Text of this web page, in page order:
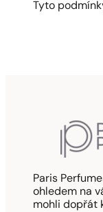
Tyto
Paris
ohledem na
mohli dopřát